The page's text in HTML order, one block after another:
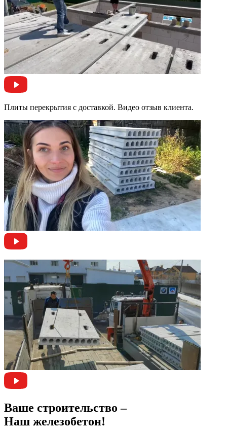
Плиты перекрытия с доставкой. Видео отзыв клиента.
Ваше строительство –
Наш железобетон!